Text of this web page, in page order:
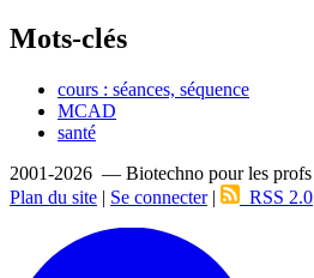
Mots-clés
cours : séances, séquence
MCAD
santé
2001-2026 — Biotechno pour les profs
Plan du site | Se connecter| RSS 2.0